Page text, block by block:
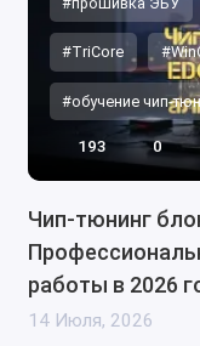
#TriCore
#обучение чип-
193 0
Чип-тюнинг
работы в 2026
14 Июля, 2026